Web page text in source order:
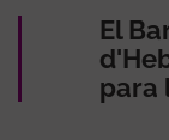
El
para